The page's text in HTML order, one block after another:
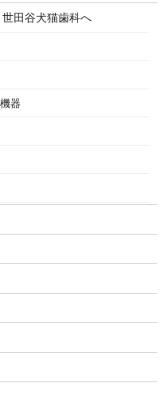
田谷犬猫歯科へ
器